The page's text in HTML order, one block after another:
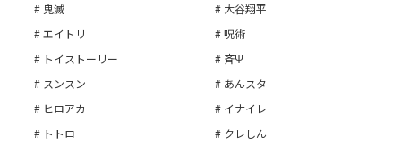
鬼滅
大谷翔平
エイトリ
呪術
トイストーリー
斉Ψ
スンスン
あんスタ
ヒロアカ
イナイレ
トトロ
クレしん